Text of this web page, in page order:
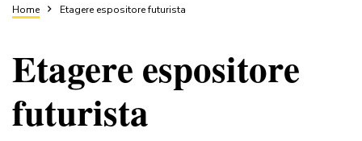
Briciole
di
pane
Home Etagere espositore futurista
Etagere espositore
futurista